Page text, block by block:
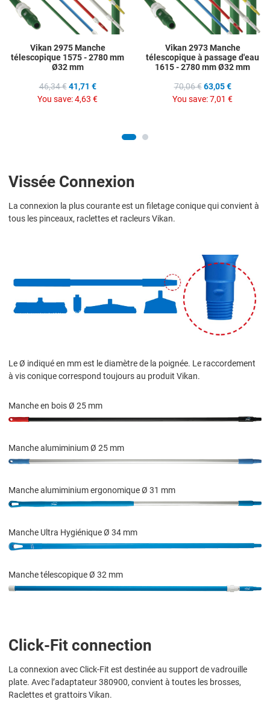
Vikan 2975 Manche
télescopique 1575 - 2780 mm
Ø32 mm
46,34 € 41,71 €
You save:4,63 €
Vikan 2973 Manche
télescopique à passage d'eau
1615 - 2780 mm Ø32 mm
70,06 € 63,05 €
You save:7,01 €
Vissée Connexion
La connexion la plus courante est un filetage conique qui convient à
tous les pinceaux, raclettes et racleurs Vikan.
Le Ø indiqué en mm est le diamètre de la poignée. Le raccordement
à vis conique correspond toujours au produit Vikan.
Manche en bois Ø 25 mm
Manche alumiminium Ø 25 mm
Manche alumiminium ergonomique Ø 31 mm
Manche Ultra Hygiénique Ø 34 mm
Manche télescopique Ø 32 mm
Click-Fit connection
La connexion avec Click-Fit est destinée au support de vadrouille
plate. Avec l’adaptateur 380900, convient à toutes les brosses,
Raclettes et grattoirs Vikan.